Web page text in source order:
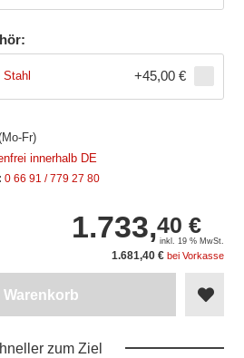
+45,00 €
Fr)
innerhalb DE
0 66 91 / 779 27 80
1.733,40 €
inkl. 19 % MwSt.
1.681,40 € bei Vorkasse
Warenkorb
zum Ziel